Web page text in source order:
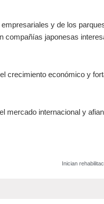
y de los
compañías japonesas
crecimiento económico y
mercado internacional y
Inician